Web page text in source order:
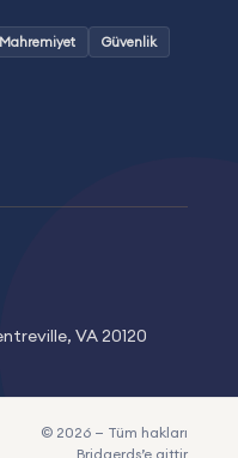
Mahremiyet Güvenlik
VA 20120
© 2026 — Tüm hakları
Bridgerds’e aittir